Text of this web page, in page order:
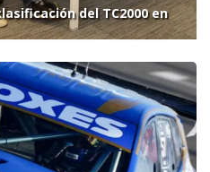
del TC2000 en